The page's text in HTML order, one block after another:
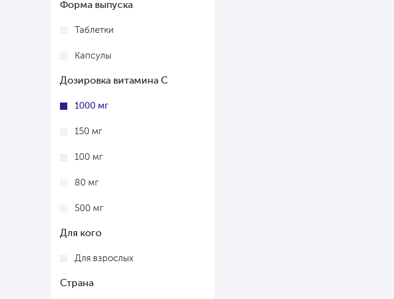
Без рыбы
Без моллюсков
Форма выпуска
Таблетки
Капсулы
Дозировка витамина C
1000 мг
150 мг
100 мг
80 мг
500 мг
Для кого
Для взрослых
Страна